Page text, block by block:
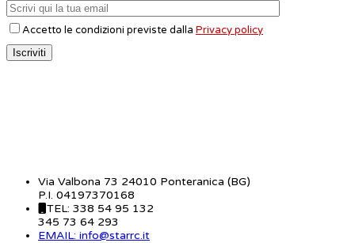
Accetto le condizioni previste dalla Privacy policy
Via Valbona 73 24010 Ponteranica (BG)
P.I. 04197370168
TEL: 338 54 95 132
345 73 64 293
EMAIL: info@starrc.it